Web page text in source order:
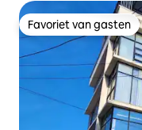
Favoriet van gasten
Favoriet van gasten